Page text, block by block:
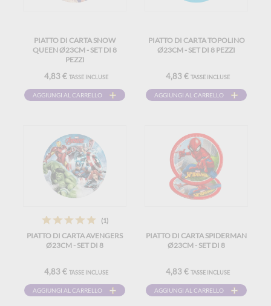
PIATTO DI CARTA SNOW
QUEEN Ø23CM - SET DI 8
PEZZI
4,83 € TASSE INCLUSE
AGGIUNGI AL CARRELLO
PIATTO DI CARTA TOPOLINO
Ø23CM - SET DI 8 PEZZI
4,83 € TASSE INCLUSE
AGGIUNGI AL CARRELLO
(1)
PIATTO DI CARTA AVENGERS
Ø23CM - SET DI 8
4,83 € TASSE INCLUSE
AGGIUNGI AL CARRELLO
PIATTO DI CARTA SPIDERMAN
Ø23CM - SET DI 8
4,83 € TASSE INCLUSE
AGGIUNGI AL CARRELLO